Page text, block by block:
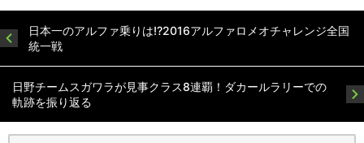
日本一のアルファ乗りは!?2016アルファロメオチャレンジ全国
統一戦
日野チームスガワラが見事クラス8連覇！ダカールラリーでの
軌跡を振り返る